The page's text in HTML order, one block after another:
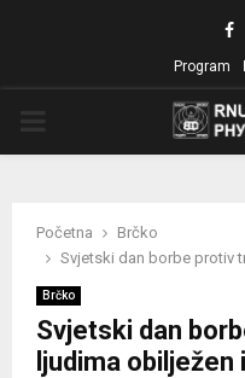
Program
Početna
Brčko
Svjetski dan borbe protiv
Brčko
Svjetski dan
ljudima obilježen